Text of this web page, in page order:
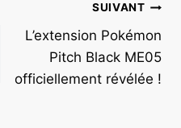
SUIVANT
L’extension Pokémon
Pitch Black ME05
officiellement révélée !